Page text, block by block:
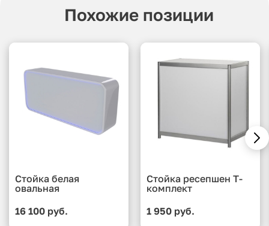
Похожие позиции
Стойка белая
овальная
16 100 руб.
Стойка ресепшен Т-
комплект
1 950 руб.